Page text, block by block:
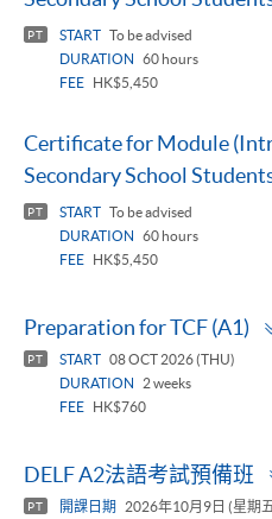
PT START To be advised
DURATION
60 hours
FEE
HK$5,450
Certificate for Module
Secondary School
PT START To be advised
DURATION
60 hours
FEE
HK$5,450
Preparation for TCF (A1)
PT START 08 OCT 2026 (THU)
DURATION
2 weeks
FEE
HK$760
DELF A2法語考試預備班
PT 開課日期
2026年10月9日 (星期